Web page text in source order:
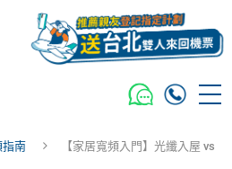
指南
【家居寬頻入門】光纖入屋 vs